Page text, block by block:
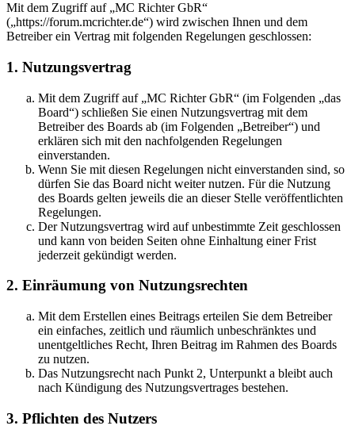
Mit dem Zugriff auf „MC Richter GbR“
(„https://forum.mcrichter.de“) wird zwischen Ihnen und dem
Betreiber ein Vertrag mit folgenden Regelungen geschlossen:
1. Nutzungsvertrag
Mit dem Zugriff auf „MC Richter GbR“ (im Folgenden „das
Board“) schließen Sie einen Nutzungsvertrag mit dem
Betreiber des Boards ab (im Folgenden „Betreiber“) und
erklären sich mit den nachfolgenden Regelungen
einverstanden.
Wenn Sie mit diesen Regelungen nicht einverstanden sind, so
dürfen Sie das Board nicht weiter nutzen. Für die Nutzung
des Boards gelten jeweils die an dieser Stelle veröffentlichten
Regelungen.
Der Nutzungsvertrag wird auf unbestimmte Zeit geschlossen
und kann von beiden Seiten ohne Einhaltung einer Frist
jederzeit gekündigt werden.
2. Einräumung von Nutzungsrechten
Mit dem Erstellen eines Beitrags erteilen Sie dem Betreiber
ein einfaches, zeitlich und räumlich unbeschränktes und
unentgeltliches Recht, Ihren Beitrag im Rahmen des Boards
zu nutzen.
Das Nutzungsrecht nach Punkt 2, Unterpunkt a bleibt auch
nach Kündigung des Nutzungsvertrages bestehen.
3. Pflichten des Nutzers